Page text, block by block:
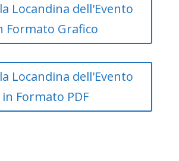
Locandina dell'Evento
Formato Grafico
Locandina dell'Evento
in Formato PDF